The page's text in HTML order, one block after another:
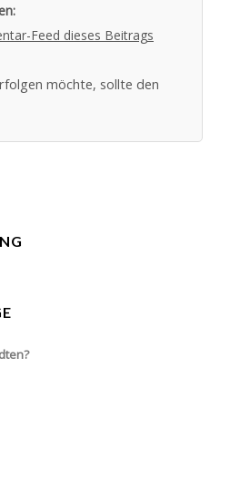
Feed dieses Beitrags
möchte, sollte den